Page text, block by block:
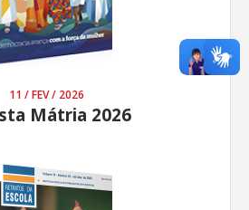
11 / FEV / 2026
Mátria 2026